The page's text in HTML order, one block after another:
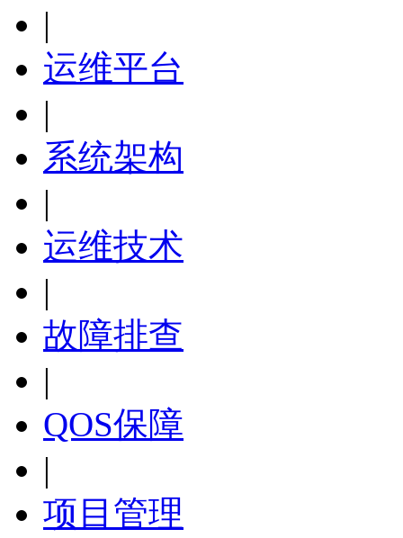
|
运维平台
|
系统架构
|
运维技术
|
故障排查
|
QOS保障
|
项目管理